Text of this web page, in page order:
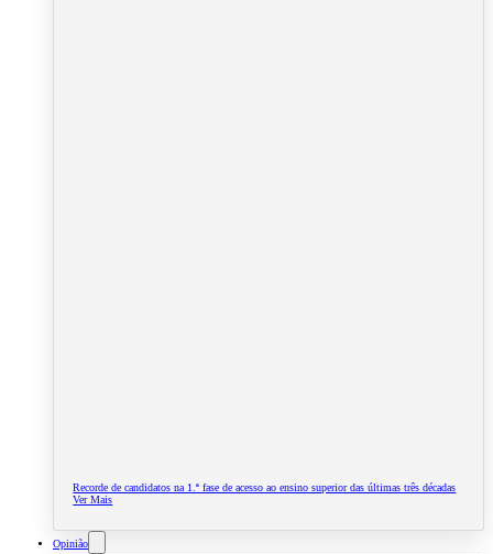
Recorde de candidatos na 1.ª fase de acesso ao ensino superior das últimas três décadas
Ver Mais
Opinião